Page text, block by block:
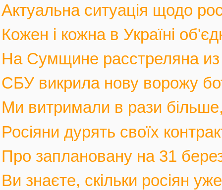
Актуальна ситуація щодо
Кожен і кожна в Україні
На Сумщине расстреляна из
СБУ викрила нову ворожу
Ми витримали в рази
Росіяни дурять своїх
Про заплановану на 31
Ви знаєте, скільки росіян